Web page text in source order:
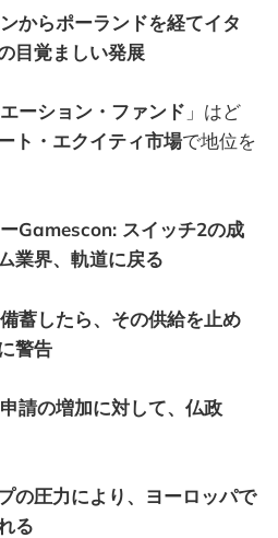
らポーランドを経てイタ
目覚ましい発展
ーション・ファンド 」はど
ト・エクイティ市場で地位を
スイッチ2の成
業界、軌道に戻る
したら、その供給を止め
警告
の増加に対して、仏政
の圧力により、ヨーロッパで
る